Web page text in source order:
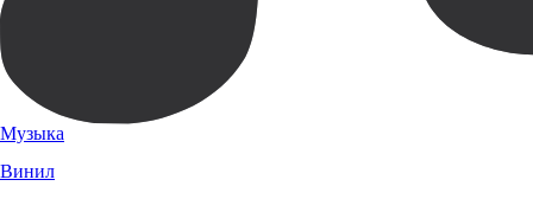
Музыка
Винил